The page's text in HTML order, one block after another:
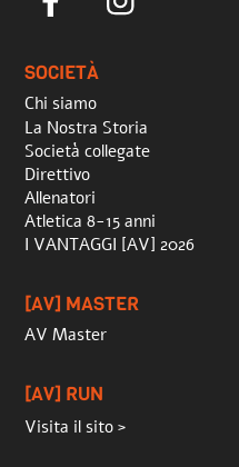
SOCIETÀ
Chi siamo
La Nostra Storia
Società collegate
Direttivo
Allenatori
Atletica 8-15 anni
I VANTAGGI [AV] 2026
[AV] MASTER
AV Master
[AV] RUN
Visita il sito >